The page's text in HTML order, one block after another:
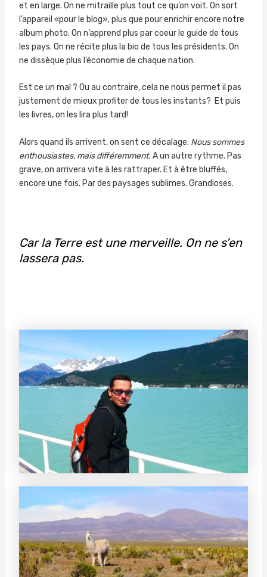
et en large. On ne mitraille plus tout ce qu’on voit. On sort
l’appareil «pour le blog», plus que pour enrichir encore notre
album photo. On n’apprend plus par coeur le guide de tous
les pays. On ne récite plus la bio de tous les présidents. On
ne dissèque plus l’économie de chaque nation.
Est ce un mal ? Ou au contraire, cela ne nous permet il pas
justement de mieux profiter de tous les instants? Et puis
les livres, on les lira plus tard!
Alors quand ils arrivent, on sent ce décalage. Nous sommes
enthousiastes, mais différemment. A un autre rythme. Pas
grave, on arrivera vite à les rattraper. Et à être bluffés,
encore une fois. Par des paysages sublimes. Grandioses.
Car la Terre est une merveille. On ne s’en
lassera pas.